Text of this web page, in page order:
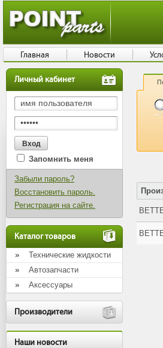
Личный кабинет
Запомнить меня
Забыли пароль?
Восстановить пароль.
Регистрация на сайте.
Каталог товаров
Технические жидкости
Автозапчасти
Аксессуары
Производители
Наши новости
Главная Новости